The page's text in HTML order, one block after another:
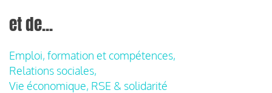
et de...
Emploi, formation et compétences,
Relations sociales,
Vie économique, RSE & solidarité